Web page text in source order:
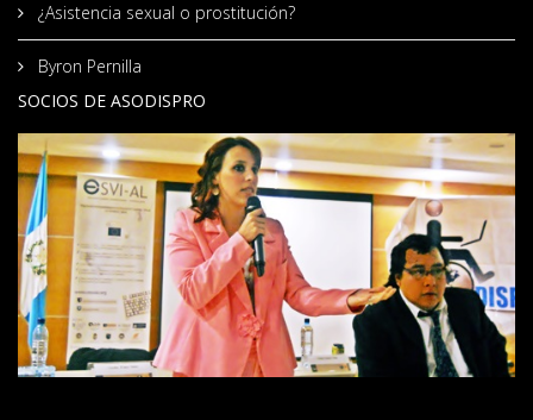
¿Asistencia sexual o prostitución?
Byron Pernilla
SOCIOS DE ASODISPRO